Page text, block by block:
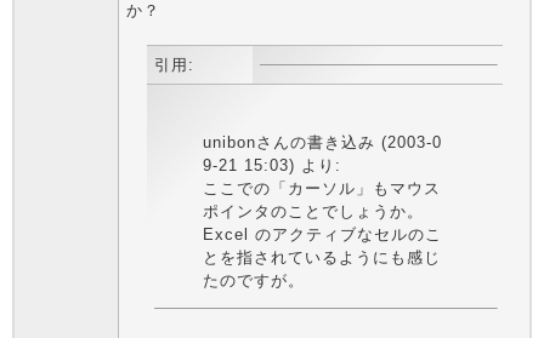
か？
引用:
unibonさんの書き込み (2003-0
9-21 15:03) より:
ここでの「カーソル」もマウス
ポインタのことでしょうか。
Excel のアクティブなセルのこ
とを指されているようにも感じ
たのですが。